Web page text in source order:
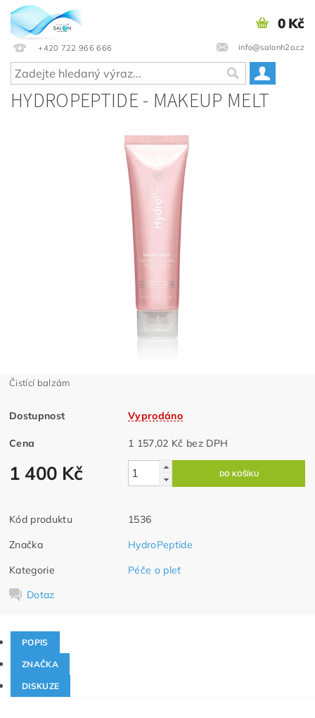
+420 722 966 666 info@salonh2o.cz
0 Kč
HYDROPEPTIDE - MAKEUP MELT
Čistící balzám
Dostupnost Vyprodáno
Cena 1 157,02 Kč bez DPH
1 400 Kč
Kód produktu
1536
Značka
HydroPeptide
Kategorie
Péče o pleť
Dotaz
POPIS
ZNAČKA
DISKUZE